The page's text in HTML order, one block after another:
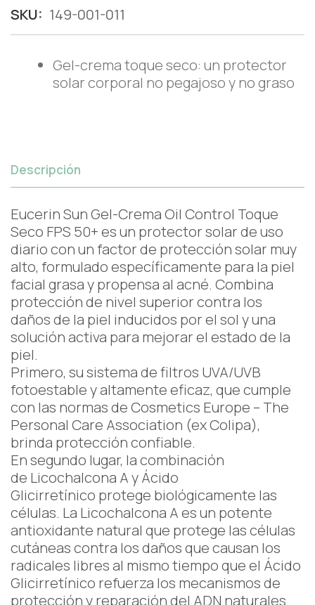
SKU: 149-001-011
Gel-crema toque seco: un protector
solar corporal no pegajoso y no graso
Descripción
Eucerin Sun Gel-Crema Oil Control Toque
Seco FPS 50+ es un protector solar de uso
diario con un factor de protección solar muy
alto, formulado específicamente para la piel
facial grasa y propensa al acné. Combina
protección de nivel superior contra los
daños de la piel inducidos por el sol y una
solución activa para mejorar el estado de la
piel.
Primero, su sistema de filtros UVA/UVB
fotoestable y altamente eficaz, que cumple
con las normas de Cosmetics Europe – The
Personal Care Association (ex Colipa),
brinda protección confiable.
En segundo lugar, la combinación
de Licochalcona A y Ácido
Glicirretínico protege biológicamente las
células. La Licochalcona A es un potente
antioxidante natural que protege las células
cutáneas contra los daños que causan los
radicales libres al mismo tiempo que el Ácido
Glicirretínico refuerza los mecanismos de
protección y reparación del ADN naturales